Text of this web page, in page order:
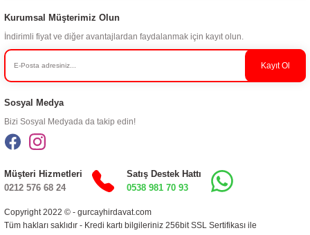
Kurumsal Müşterimiz Olun
İndirimli fiyat ve diğer avantajlardan faydalanmak için kayıt olun.
Kayıt Ol
Sosyal Medya
Bizi Sosyal Medyada da takip edin!
Copyright 2022 © - gurcayhirdavat.com
Tüm hakları saklıdır - Kredi kartı bilgileriniz 256bit SSL Sertifikası ile
Müşteri Hizmetleri
0212 576 68 24
Satış Destek Hattı
0538 981 70 93